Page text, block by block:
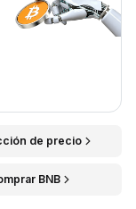
de precio
BNB